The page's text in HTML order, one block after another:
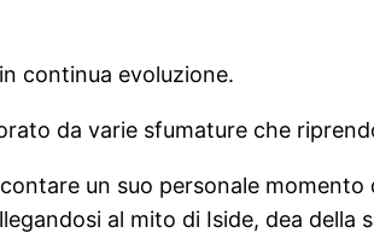
continua evoluzione.
da varie sfumature che
un suo personale
al mito di Iside, dea della